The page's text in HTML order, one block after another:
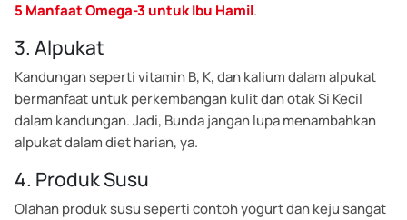
5 Manfaat Omega-3 untuk Ibu Hamil.
3. Alpukat
Kandungan seperti vitamin B, K, dan kalium dalam alpukat
bermanfaat untuk perkembangan kulit dan otak Si Kecil
dalam kandungan. Jadi, Bunda jangan lupa menambahkan
alpukat dalam diet harian, ya.
4. Produk Susu
Olahan produk susu seperti contoh yogurt dan keju sangat